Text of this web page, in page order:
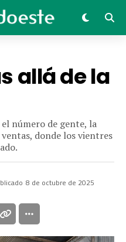
allá de la
número de gente, la
donde los vientres
8 de octubre de 2025